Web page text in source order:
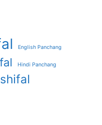
English Panchang
Hindi Panchang